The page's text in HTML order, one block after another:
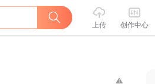
上传 创作中心